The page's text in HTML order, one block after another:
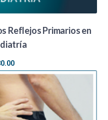
Reflejos Primarios en